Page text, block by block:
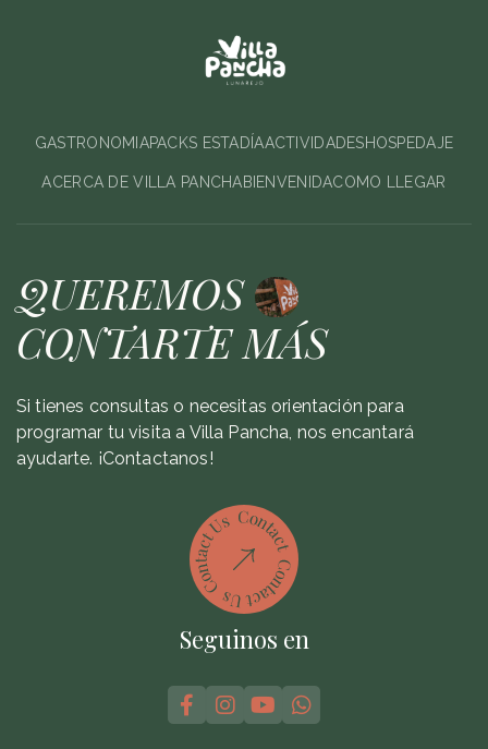
HOSPEDAJE
ACTIVIDADES
PACKS ESTADÍA
GASTRONOMIA
COMO LLEGAR
BIENVENIDA
ACERCA DE VILLA PANCHA
QUEREMOS
CONTARTE MÁS
Si tienes consultas o necesitas orientación para
programar tu visita a Villa Pancha, nos encantará
ayudarte. ¡Contactanos!
Seguinos en
   